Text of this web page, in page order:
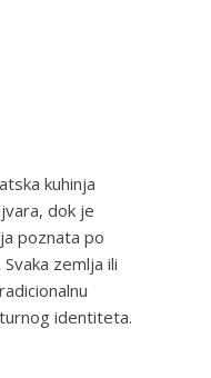
kuhinja
dok je
poznata po
zemlja ili
identiteta.